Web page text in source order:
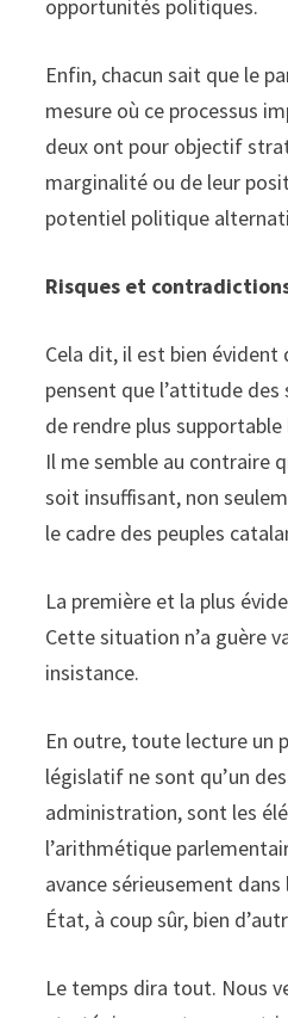
opportunités politiques.
Enfin, chacun sait que le
mesure où ce processus
deux ont pour objectif
marginalité ou de leur
potentiel politique
Risques et
Cela dit, il est bien
pensent que l’attitude
de rendre plus
Il me semble au contraire
soit insuffisant, non
le cadre des peuples
La première et la plus
Cette situation n’a guère
insistance.
En outre, toute lecture un
législatif ne sont qu’un
administration, sont les
l’arithmétique
avance sérieusement
État, à coup sûr, bien
Le temps dira tout. Nous